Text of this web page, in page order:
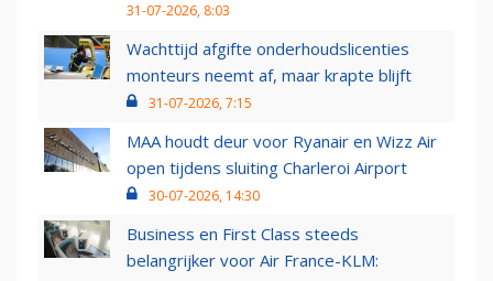
31-07-2026, 8:03
Wachttijd afgifte onderhoudslicenties
monteurs neemt af, maar krapte blijft
31-07-2026, 7:15
MAA houdt deur voor Ryanair en Wizz Air
open tijdens sluiting Charleroi Airport
30-07-2026, 14:30
Business en First Class steeds
belangrijker voor Air France-KLM: